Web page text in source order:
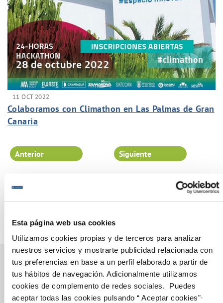
Esta página web usa cookies
Utilizamos cookies propias y de terceros para analizar
nuestros servicios y mostrarte publicidad relacionada con
tus preferencias en base a un perfil elaborado a partir de
tus hábitos de navegación. Adicionalmente utilizamos
cookies de complemento de redes sociales. Puedes
aceptar todas las cookies pulsando “ Aceptar cookies”·
11 OCT 2022
Colaboramos con Climathon en Las Palmas de Gran
Canaria
Página 23 de 102
Anterior Siguiente
Gestiones Online